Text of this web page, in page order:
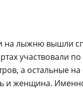
на лыжню вышли
участвовали
а остальные
и женщина.